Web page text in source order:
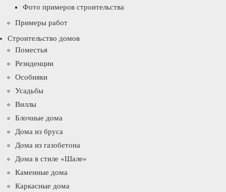
Фото примеров строительства
Примеры работ
Строительство домов
Поместья
Резиденции
Особняки
Усадьбы
Виллы
Блочные дома
Дома из бруса
Дома из газобетона
Дома в стиле «Шале»
Каменные дома
Каркасные дома